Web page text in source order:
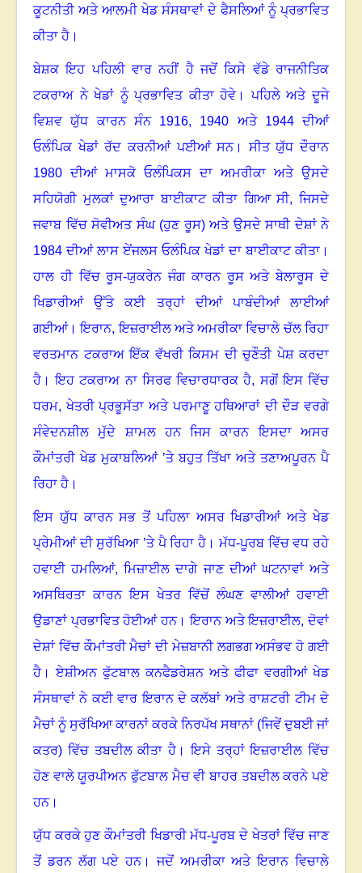
ਕੂਟਨੀਤੀ ਅਤੇ ਆਲਮੀ ਖੇਡ ਸੰਸਥਾਵਾਂ ਦੇ ਫੈਸਲਿਆਂ ਨੂੰ ਪ੍ਰਭਾਵਿਤ
ਕੀਤਾ ਹੈ ।
ਬੇਸ਼ਕ ਇਹ ਪਹਿਲੀ ਵਾਰ ਨਹੀਂ ਹੈ ਜਦੋਂ ਕਿਸੇ ਵੱਡੇ ਰਾਜਨੀਤਿਕ
ਟਕਰਾਅ ਨੇ ਖੇਡਾਂ ਨੂੰ ਪ੍ਰਭਾਵਿਤ ਕੀਤਾ ਹੋਵੇ।ਪਹਿਲੇ ਅਤੇ ਦੂਜੇ
ਵਿਸ਼ਵ ਯੁੱਧ ਕਾਰਨ ਸੰਨ 1916, 1940 ਅਤੇ 1944ਦੀਆਂ
ਓਲੰਪਿਕ ਖੇਡਾਂ ਰੱਦ ਕਰਨੀਆਂ ਪਈਆਂ ਸਨ।
ਸੀਤ ਯੁੱਧ ਦੌਰਾਨ
1980 ਦੀਆਂ ਮਾਸਕੋ ਓਲੰਪਿਕਸ ਦਾ ਅਮਰੀਕਾ ਅਤੇ ਉਸਦੇ
ਸਹਿਯੋਗੀ ਮੁਲਕਾਂ ਦੁਆਰਾ ਬਾਈਕਾਟ ਕੀਤਾ ਗਿਆ ਸੀ,ਜਿਸਦੇ
ਜਵਾਬ ਵਿੱਚ ਸੋਵੀਅਤ ਸੰਘ (ਹੁਣ ਰੂਸ) ਅਤੇ ਉਸਦੇ ਸਾਥੀ ਦੇਸ਼ਾਂ ਨੇ
1984 ਦੀਆਂ ਲਾਸ ਏਂਜਲਸ ਓਲੰਪਿਕ ਖੇਡਾਂ ਦਾ ਬਾਈਕਾਟ ਕੀਤਾ ।
ਹਾਲ ਹੀ ਵਿੱਚ ਰੂਸ-ਯੁਕਰੇਨ ਜੰਗ ਕਾਰਨ ਰੂਸ ਅਤੇ ਬੇਲਾਰੂਸ ਦੇ
ਖਿਡਾਰੀਆਂ ਉੱਤੇ ਕਈ ਤਰ੍ਹਾਂ ਦੀਆਂ ਪਾਬੰਦੀਆਂ ਲਾਈਆਂ
ਗਈਆਂ।ਇਰਾਨ,ਇਜ਼ਰਾਈਲ ਅਤੇ ਅਮਰੀਕਾ ਵਿਚਾਲੇ ਚੱਲ ਰਿਹਾ
ਵਰਤਮਾਨ ਟਕਰਾਅ ਇੱਕ ਵੱਖਰੀ ਕਿਸਮ ਦੀ ਚੁਣੌਤੀ ਪੇਸ਼ ਕਰਦਾ
ਹੈ ।ਇਹ ਟਕਰਾਅ ਨਾ ਸਿਰਫ ਵਿਚਾਰਧਾਰਕ ਹੈ, ਸਗੋਂ ਇਸ ਵਿੱਚ
ਧਰਮ,ਖੇਤਰੀ ਪ੍ਰਭੂਸੱਤਾ ਅਤੇ ਪਰਮਾਣੂ ਹਥਿਆਰਾਂ ਦੀ ਦੌੜ ਵਰਗੇ
ਸੰਵੇਦਨਸ਼ੀਲ ਮੁੱਦੇ ਸ਼ਾਮਲ ਹਨ ਜਿਸ ਕਾਰਨ ਇਸਦਾ ਅਸਰ
ਕੌਮਾਂਤਰੀ ਖੇਡ ਮੁਕਾਬਲਿਆਂ ’ਤੇ ਬਹੁਤ ਤਿੱਖਾ ਅਤੇ ਤਣਾਅਪੂਰਨ ਪੈ
ਰਿਹਾ ਹੈ ।
ਇਸ ਯੁੱਧ ਕਾਰਨ ਸਭ ਤੋਂ ਪਹਿਲਾ ਅਸਰ ਖਿਡਾਰੀਆਂ ਅਤੇ ਖੇਡ
ਪ੍ਰੇਮੀਆਂ ਦੀ ਸੁਰੱਖਿਆ ’ਤੇ ਪੈ ਰਿਹਾ ਹੈ । ਮੱਧ-ਪੂਰਬ ਵਿੱਚ ਵਧ ਰਹੇ
ਹਵਾਈ ਹਮਲਿਆਂ,ਮਿਜ਼ਾਈਲ ਦਾਗੇ ਜਾਣ ਦੀਆਂ ਘਟਨਾਵਾਂ ਅਤੇ
ਅਸਥਿਰਤਾ ਕਾਰਨ ਇਸ ਖੇਤਰ ਵਿੱਚੋਂ ਲੰਘਣ ਵਾਲੀਆਂ ਹਵਾਈ
ਉਡਾਣਾਂ ਪ੍ਰਭਾਵਿਤ ਹੋਈਆਂ ਹਨ।ਇਰਾਨ ਅਤੇ ਇਜ਼ਰਾਈਲ, ਦੋਵਾਂ
ਦੇਸ਼ਾਂ ਵਿੱਚ ਕੌਮਾਂਤਰੀ ਮੈਚਾਂ ਦੀ ਮੇਜ਼ਬਾਨੀ ਲਗਭਗ ਅਸੰਭਵ ਹੋ ਗਈ
ਹੈ ।ਏਸ਼ੀਅਨ ਫੁੱਟਬਾਲ ਕਨਫੈਡਰੇਸ਼ਨ ਅਤੇ ਫੀਫਾ ਵਰਗੀਆਂ ਖੇਡ
ਸੰਸਥਾਵਾਂ ਨੇ ਕਈ ਵਾਰ ਇਰਾਨ ਦੇ ਕਲੱਬਾਂ ਅਤੇ ਰਾਸ਼ਟਰੀ ਟੀਮ ਦੇ
ਮੈਚਾਂ ਨੂੰ ਸੁਰੱਖਿਆ ਕਾਰਨਾਂ ਕਰਕੇ ਨਿਰਪੱਖ ਸਥਾਨਾਂ (ਜਿਵੇਂ ਦੁਬਈ ਜਾਂ
ਕਤਰ) ਵਿੱਚ ਤਬਦੀਲ ਕੀਤਾ ਹੈ ।ਇਸੇ ਤਰ੍ਹਾਂ ਇਜ਼ਰਾਈਲ ਵਿੱਚ
ਹੋਣ ਵਾਲੇ ਯੂਰਪੀਅਨ ਫੁੱਟਬਾਲ ਮੈਚ ਵੀ ਬਾਹਰ ਤਬਦੀਲ ਕਰਨੇ ਪਏ
ਹਨ।
ਯੁੱਧ ਕਰਕੇ ਹੁਣ ਕੌਮਾਂਤਰੀ ਖਿਡਾਰੀ ਮੱਧ-ਪੂਰਬ ਦੇ ਖੇਤਰਾਂ ਵਿੱਚ ਜਾਣ
ਤੋਂ ਡਰਨ ਲੱਗ ਪਏ ਹਨ।ਜਦੋਂ ਅਮਰੀਕਾ ਅਤੇ ਇਰਾਨ ਵਿਚਾਲੇ